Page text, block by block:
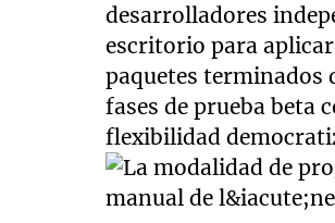
desarrolladores
escritorio para
paquetes terminados
fases de prueba beta
flexibilidad